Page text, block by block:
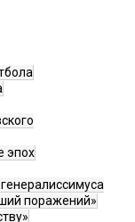
эпох
поражений»